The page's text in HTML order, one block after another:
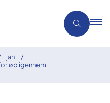
jan
igennem